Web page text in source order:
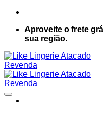
Aproveite o frete
sua região.